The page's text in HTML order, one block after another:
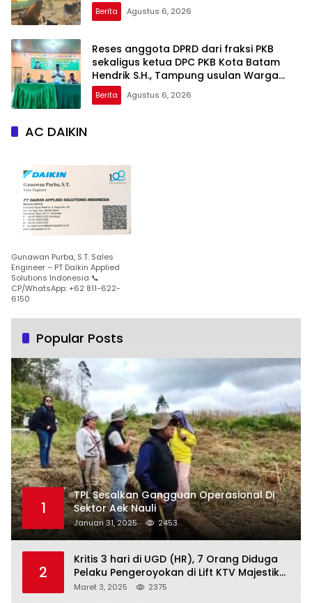
Berita Agustus 6, 2026
Reses anggota DPRD dari fraksi PKB
sekaligus ketua DPC PKB Kota Batam
Hendrik S.H., Tampung usulan Warga
Patam Indah Minta Jalan, Ambulans, dan
Sarana Olahraga
Berita Agustus 6, 2026
AC DAIKIN
Gunawan Purba, S.T. Sales
Engineer – PT Daikin Applied
Solutions Indonesia 📞
CP/WhatsApp: +62 811-622-
6150
Popular Posts
1
TPL Sesalkan Gangguan Operasional Di
Sektor Aek Nauli
Januari 31, 2025 2453
2
Kritis 3 hari di UGD (HR), 7 Orang Diduga
Pelaku Pengeroyokan di Lift KTV Majestik
Melenggang Bebas, Kantor Hukum JAP
Maret 3, 2025 2375